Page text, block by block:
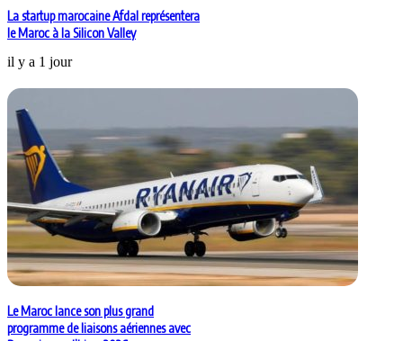
La startup marocaine Afdal représentera
le Maroc à la Silicon Valley
il y a 1 jour
Le Maroc lance son plus grand
programme de liaisons aériennes avec